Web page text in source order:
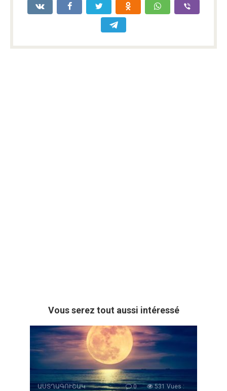
Vous serez tout aussi intéressé
ԱՍՏՂԱԳՈՒՇԱԿ 0 531 Vues :